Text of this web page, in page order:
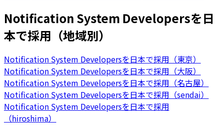
Notification System Developersを日
本で採用（地域別）
Notification System Developersを日本で採用（東京）
Notification System Developersを日本で採用（大阪）
Notification System Developersを日本で採用（名古屋）
Notification System Developersを日本で採用（sendai）
Notification System Developersを日本で採用
（hiroshima）